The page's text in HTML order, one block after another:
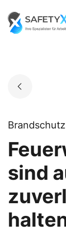
content
Go to landing
Brandschutz
sind